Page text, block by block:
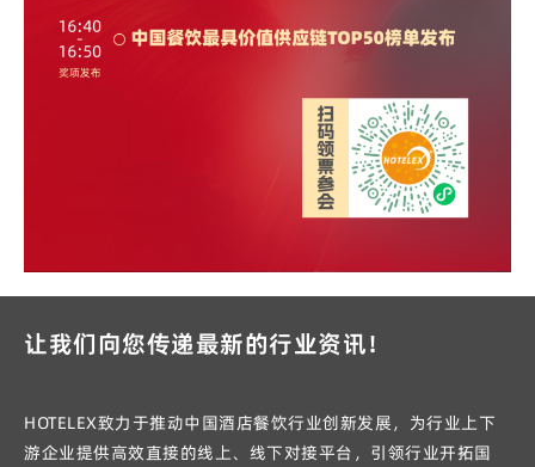
让我们向您传递最新的行业资讯！
HOTELEX致力于推动中国酒店餐饮行业创新发展，为行业上下
游企业提供高效直接的线上、线下对接平台，引领行业开拓国